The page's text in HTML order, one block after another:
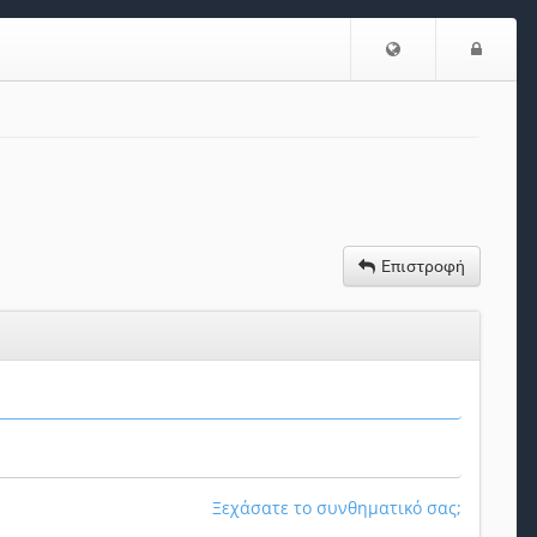
Επιλογή
Επιστροφή
Ξεχάσατε το συνθηματικό σας;